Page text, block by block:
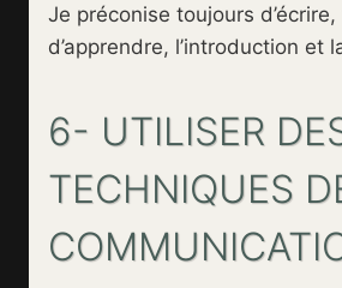
Je préconise toujours d’écrire,
d’apprendre, l’introduction et
6- UTILISER
TECHNIQUES